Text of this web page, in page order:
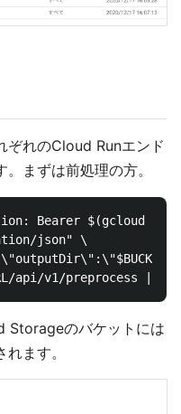
ぞれのCloud Runエンド
まずは前処理の方。
Bearer $(gcloud
json" \
Storageのバケットには
ます。